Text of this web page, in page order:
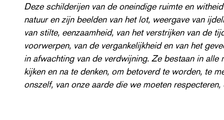
Deze schilder­i­jen van de oneindige ruimte en
natuur en zijn beelden van het lot, weergave van
van stilte, eenzaamheid, van het verstrijken van de
voorwerpen, van de ver­ganke­lijkheid en van het
in afwachting van de verdwijning. Ze bestaan in alle
kijken en na te denken, om betoverd te worden, te
onszelf, van onze aarde die we moeten